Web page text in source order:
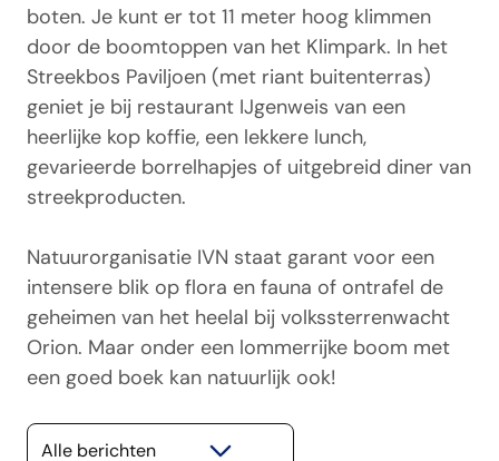
boten. Je kunt er tot 11 meter hoog klimmen
door de boomtoppen van het Klimpark. In het
Streekbos Paviljoen (met riant buitenterras)
geniet je bij restaurant IJgenweis van een
heerlijke kop koffie, een lekkere lunch,
gevarieerde borrelhapjes of uitgebreid diner van
streekproducten.
Natuurorganisatie IVN staat garant voor een
intensere blik op flora en fauna of ontrafel de
geheimen van het heelal bij volkssterrenwacht
Orion. Maar onder een lommerrijke boom met
een goed boek kan natuurlijk ook!
Selecteer een categorie